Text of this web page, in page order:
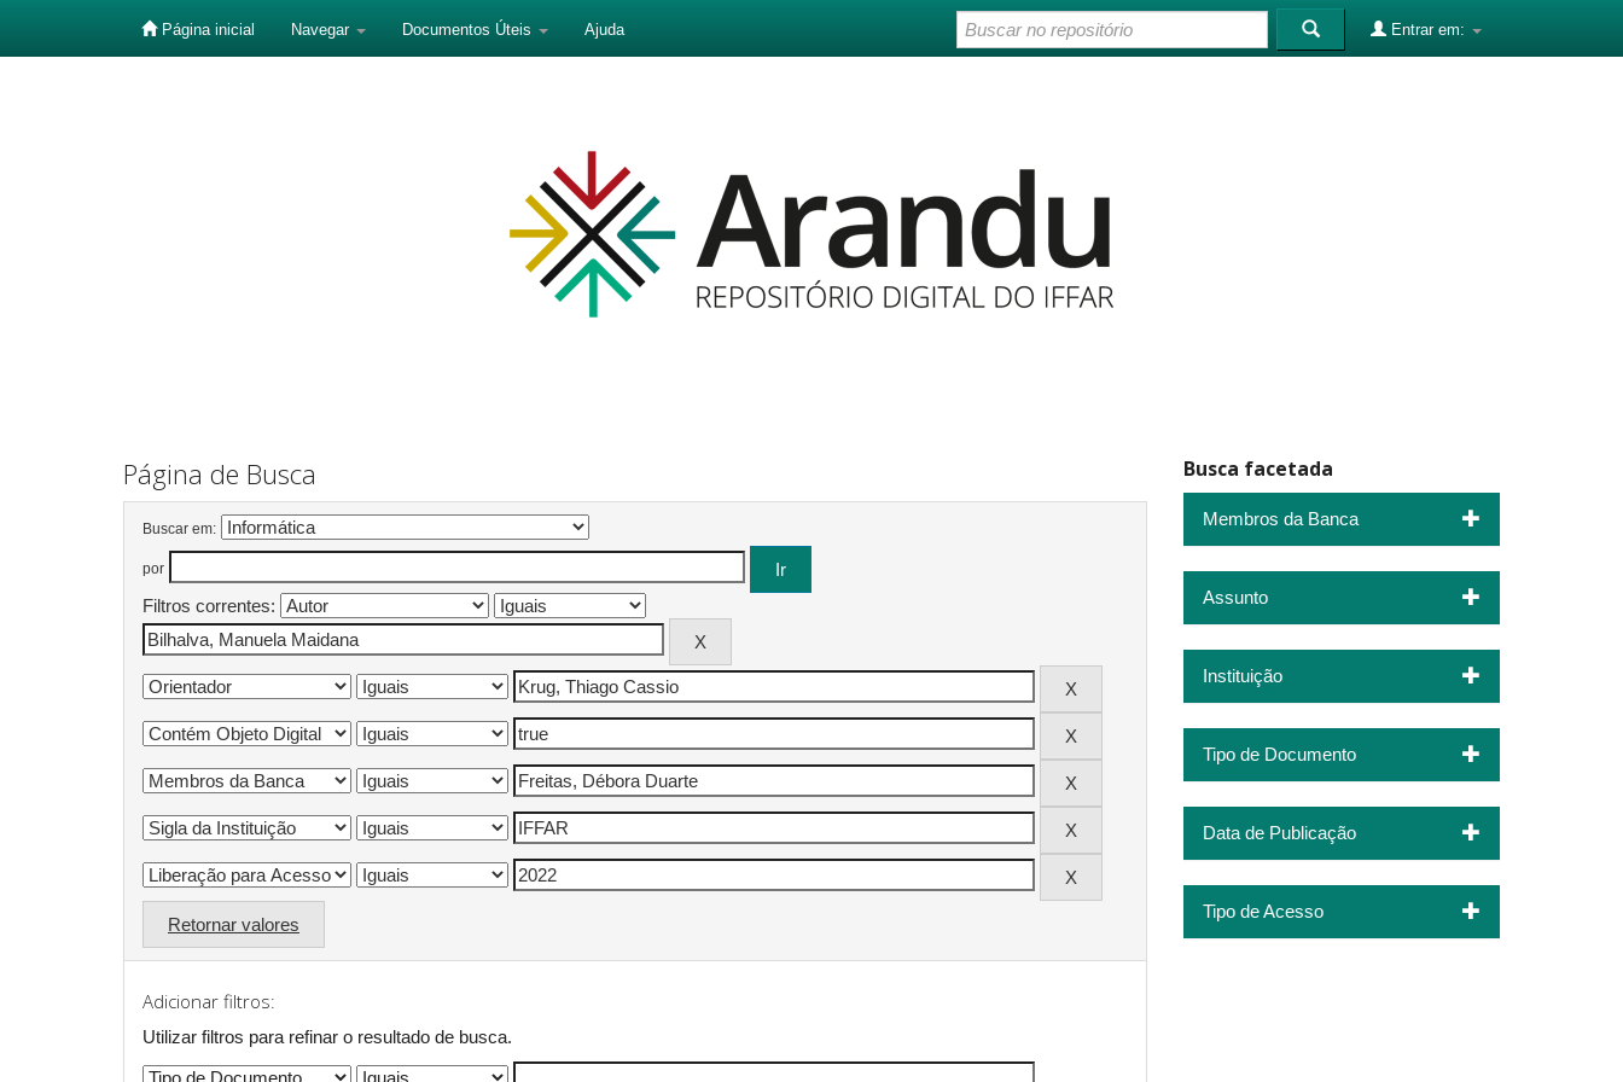
Página inicial Navegar Documentos Úteis Ajuda Entrar em:
Página de Busca
Buscar em:
por
Filtros correntes:
Retornar valores
Adicionar filtros:
Utilizar filtros para refinar o resultado de busca.
Busca facetada
Membros da Banca
Assunto
Instituição
Tipo de Documento
Data de Publicação
Tipo de Acesso